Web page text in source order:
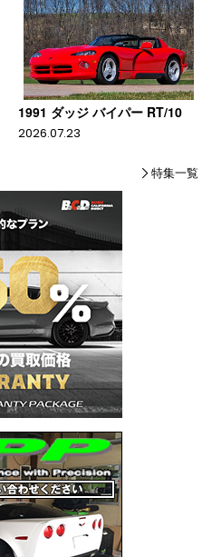
1991 ダッジ バイパー RT/10
2026.07.23
特集一覧